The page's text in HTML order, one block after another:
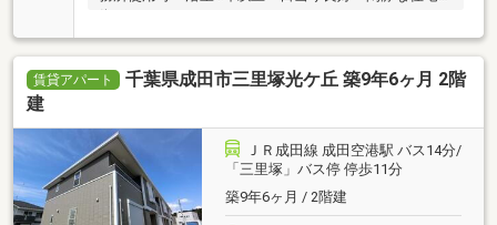
賃貸アパート
千葉県成田市三里塚光ケ丘 築9年6ヶ月 2階
建
ＪＲ成田線 成田空港駅 バス14分/
「三里塚」バス停 停歩11分
築9年6ヶ月 / 2階建